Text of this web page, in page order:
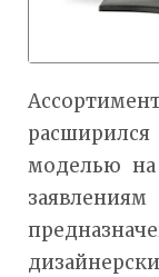
моделью на